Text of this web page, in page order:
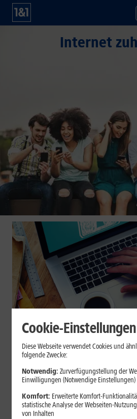
Internet
Internet zuhause
Browser-
nutzen: So erkennst
vertrauenswürdige
Browser-Erweiterungen können
Cookie-Einstellungen
Diese Webseite verwendet Cookies und
folgende Zwecke:
Notwendig: Zurverfügungstellung der
Einwilligungen (Notwendige Einstellungen)
Komfort: Erweiterte Komfort-
statistische Analyse der Webseiten-
von Inhalten